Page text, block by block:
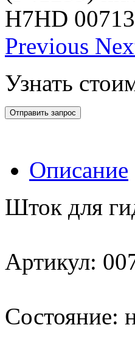
Previous
Узнать
Отправить запрос
Описание
Шток для
Артикул:
Состояние: